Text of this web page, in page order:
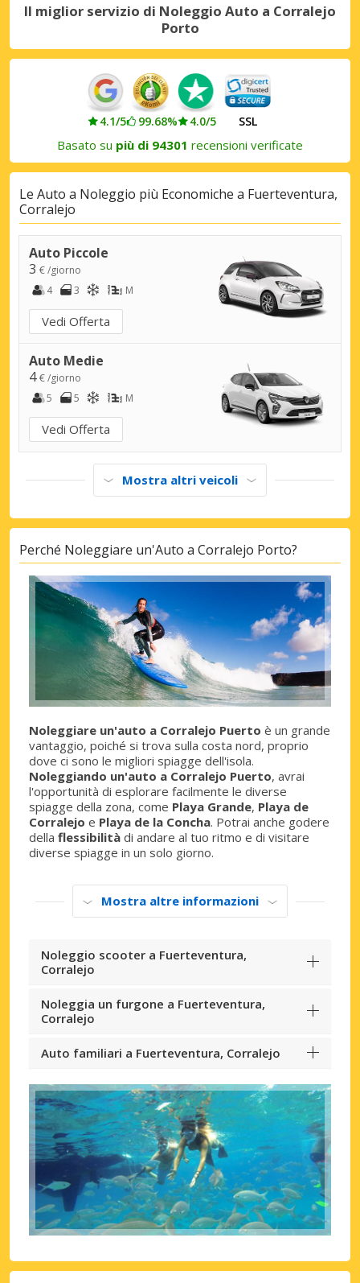
Il miglior servizio di Noleggio Auto a Corralejo
Porto
4.1/5 99.68% 4.0/5 SSL
Basato su più di 94301 recensioni verificate
Le Auto a Noleggio più Economiche a Fuerteventura,
Corralejo
Auto Piccole
3 € /giorno
4
3 M
Vedi Offerta
Auto Medie
4€ /giorno
5
5 M
Vedi Offerta
Mostra altri veicoli
Perché Noleggiare un'Auto a Corralejo Porto?
Noleggiare un'auto a Corralejo Puerto è un grande
vantaggio, poiché si trova sulla costa nord, proprio
dove ci sono le migliori spiagge dell'isola.
Noleggiando un'auto a Corralejo Puerto, avrai
l'opportunità di esplorare facilmente le diverse
spiagge della zona, come Playa Grande, Playa de
Corralejo e Playa de la Concha. Potrai anche godere
della flessibilità di andare al tuo ritmo e di visitare
diverse spiagge in un solo giorno.
Mostra altre informazioni
Noleggio scooter a Fuerteventura,
Corralejo
Noleggia un furgone a Fuerteventura,
Corralejo
Auto familiari a Fuerteventura, Corralejo